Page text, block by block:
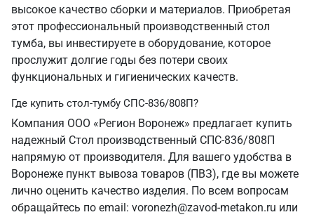
высокое качество сборки и материалов. Приобретая
этот профессиональный производственный стол
тумба, вы инвестируете в оборудование, которое
прослужит долгие годы без потери своих
функциональных и гигиенических качеств.
Где купить стол-тумбу СПС-836/808П?
Компания ООО «Регион Воронеж» предлагает купить
надежный Стол производственный СПС-836/808П
напрямую от производителя. Для вашего удобства в
Воронеже пункт вывоза товаров (ПВЗ), где вы можете
лично оценить качество изделия. По всем вопросам
обращайтесь по email: voronezh@zavod-metakon.ru или